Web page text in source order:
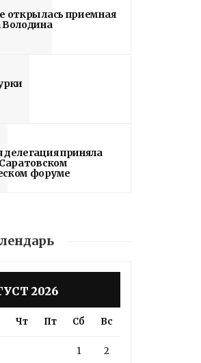
открылась приемная
Володина
делегация приняла
форуме
2026
Чт Пт Сб Вс
1 2